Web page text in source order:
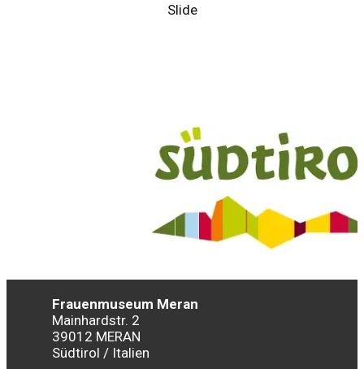
Slide
Frauenmuseum Meran
Mainhardstr. 2
39012 MERAN
Südtirol / Italien